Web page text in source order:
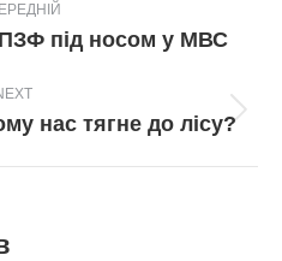
Попередній
під носом у МВС
Nextнас тягне до лісу?